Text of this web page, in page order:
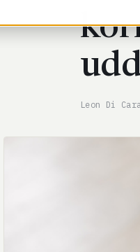
Leon Di